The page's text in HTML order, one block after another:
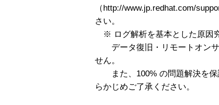
（http://www.jp.redhat.com/
さい。
※ ログ解析を基本とした原因
データ復旧・リモートオンサ
せん。
また、100% の問題解決を保
らかじめご了承ください。